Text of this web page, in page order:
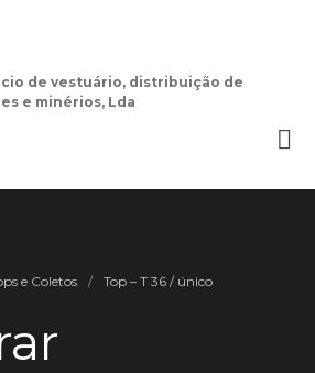
Quem Somos
Social
de vestuário, distribuição de
e minérios, Lda
e Coletos / Top – T 36 / único